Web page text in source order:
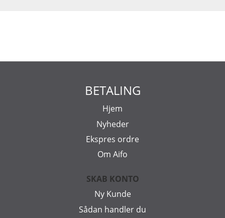
BETALING
Hjem
Nyheder
Ekspres ordre
Om Aifo
SKAB KONTO
Ny Kunde
Sådan handler du